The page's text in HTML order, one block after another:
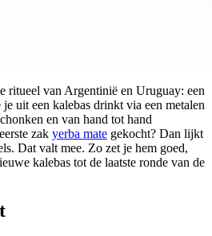
ritueel van Argentinië en Uruguay: een
uit een kalebas drinkt via een metalen
en van hand tot hand
zak yerba mate gekocht? Dan lijkt
Dat valt mee. Zo zet je hem goed,
kalebas tot de laatste ronde van de